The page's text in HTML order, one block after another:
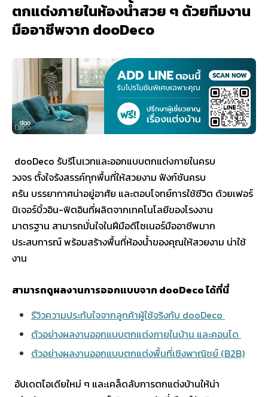
ตกแต่งภายในห้องน้ำสวย ๆ ด้วยทีมงาน
มืออาชีพจาก dooDeco
dooDeco รับรีโนเวทและออกแบบตกแต่งภายในครบ
วงจร ตั้งใจรังสรรค์ทุกพื้นที่ให้สวยงาม ฟังก์ชันครบ
ครัน บรรยากาศน่าอยู่อาศัย และตอบโจทย์การใช้ชีวิต ด้วยเฟอร์
นิเจอร์บิ้วอิน-ฟิตอินที่ผลิตจากเทคโนโลยีของโรงงาน
มาตรฐาน สามารถมั่นใจในฝีมือดีไซเนอร์มืออาชีพมาก
ประสบการณ์ พร้อมสร้างพื้นที่ห้องน้ำของคุณให้สวยงาม น่าใช้
งาน
สามารถดูผลงานการออกแบบจาก dooDeco ได้ที่นี่
รีวิวความประทับใจจากลูกค้าผู้ใช้จริงกับ dooDeco
ตัวอย่างผลงานออกแบบตกแต่งภายในบ้าน และคอนโด
ตัวอย่างผลงานออกแบบตกแต่งพื้นที่เชิงพาณิชย์ (B2B)
อัปเดตไอเดียใหม่ ๆ และเคล็ดลับการตกแต่งบ้านให้น่า